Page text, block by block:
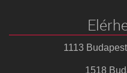
1113
1518